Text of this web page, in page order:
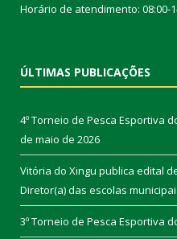
Horário de atendimento: 08:00-
ÚLTIMAS PUBLICAÇÕES
4º Torneio de Pesca Esportiva
de maio de 2026
Vitória do Xingu publica edital
Diretor(a) das escolas
3º Torneio de Pesca Esportiva